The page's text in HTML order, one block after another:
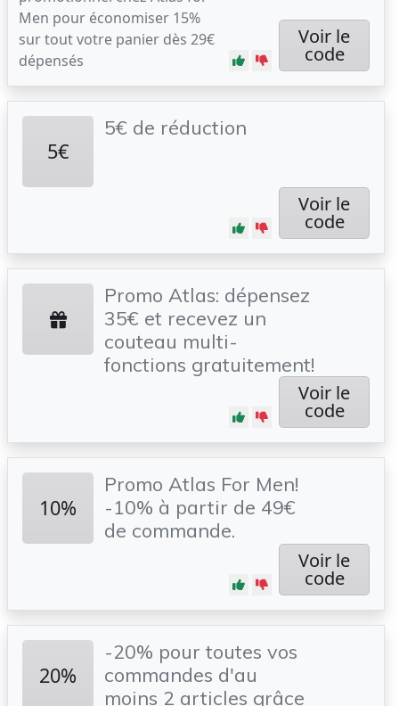
Men pour économiser 15%
sur tout votre panier dès 29€
dépensés
Voir le
code
5€
5€ de réduction
Voir le
code
Promo Atlas: dépensez
35€ et recevez un
couteau multi-
fonctions gratuitement!
Voir le
code
10%
Promo Atlas For Men!
-10% à partir de 49€
de commande.
Voir le
code
20%
-20% pour toutes vos
commandes d'au
moins 2 articles grâce